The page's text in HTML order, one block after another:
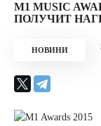
M1 MUSIC
ПОЛУЧИТ
НОВИНИ